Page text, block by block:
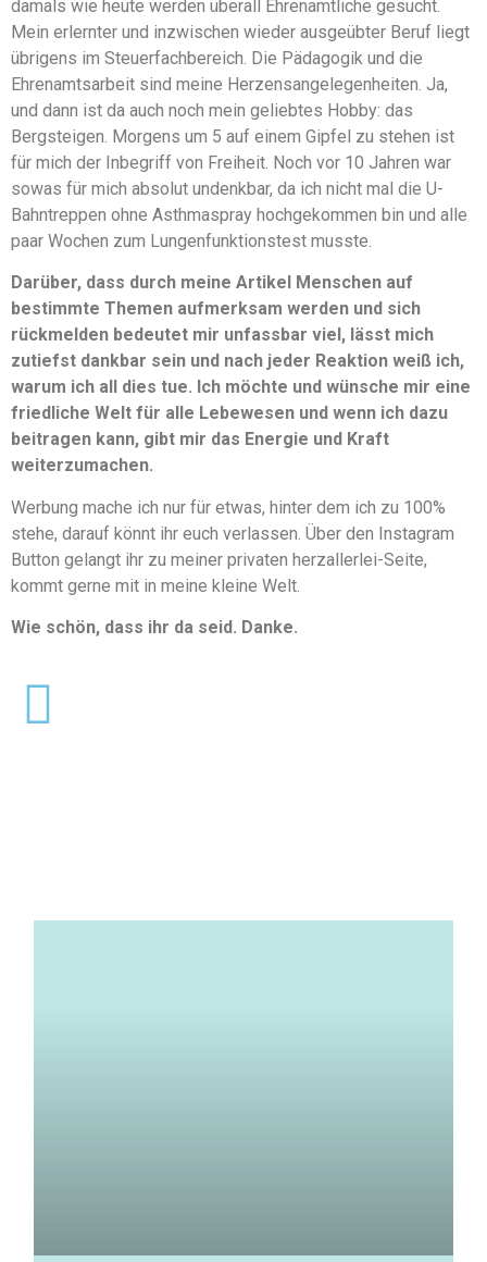
damals wie heute werden überall Ehrenamtliche gesucht.
Mein erlernter und inzwischen wieder ausgeübter Beruf liegt
übrigens im Steuerfachbereich. Die Pädagogik und die
Ehrenamtsarbeit sind meine Herzensangelegenheiten. Ja,
und dann ist da auch noch mein geliebtes Hobby: das
Bergsteigen. Morgens um 5 auf einem Gipfel zu stehen ist
für mich der Inbegriff von Freiheit. Noch vor 10 Jahren war
sowas für mich absolut undenkbar, da ich nicht mal die U-
Bahntreppen ohne Asthmaspray hochgekommen bin und alle
paar Wochen zum Lungenfunktionstest musste.
Darüber, dass durch meine Artikel Menschen auf
bestimmte Themen aufmerksam werden und sich
rückmelden bedeutet mir unfassbar viel, lässt mich
zutiefst dankbar sein und nach jeder Reaktion weiß ich,
warum ich all dies tue. Ich möchte und wünsche mir eine
friedliche Welt für alle Lebewesen und wenn ich dazu
beitragen kann, gibt mir das Energie und Kraft
weiterzumachen.
Werbung mache ich nur für etwas, hinter dem ich zu 100%
stehe, darauf könnt ihr euch verlassen. Über den Instagram
Button gelangt ihr zu meiner privaten herzallerlei-Seite,
kommt gerne mit in meine kleine Welt.
Wie schön, dass ihr da seid. Danke.